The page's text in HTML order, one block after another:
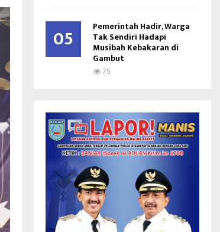
05 Pemerintah Hadir, Warga
Tak Sendiri Hadapi
Musibah Kebakaran di
Gambut
75